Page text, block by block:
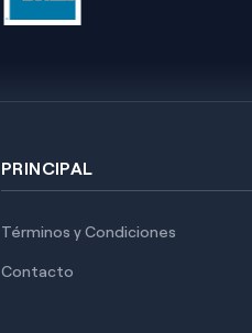
PRINCIPAL
Términos y Condiciones
Contacto